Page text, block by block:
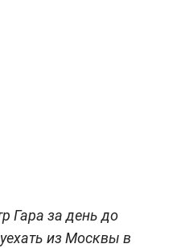
Гара за день до
из Москвы в